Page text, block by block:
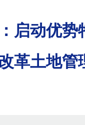
启动优势
土地管